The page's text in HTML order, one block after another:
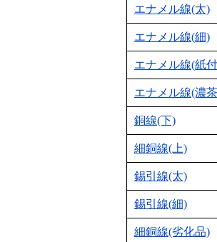
エナメル線(太)
エナメル線(細)
エナメル線(紙
エナメル線(濃
銅線(下)
細銅線(上)
錫引線(太)
錫引線(細)
細銅線(劣化品)